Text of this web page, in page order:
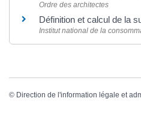
Ordre des architectes
Définition et calcul de la
Institut national de la
© Direction de l'information légale et